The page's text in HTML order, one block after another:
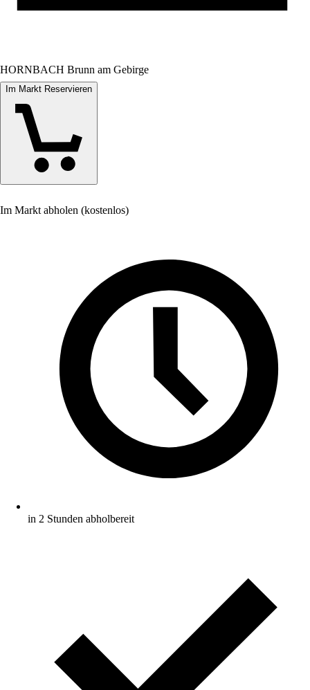
HORNBACH Brunn am Gebirge
Im Markt Reservieren
Im Markt abholen (kostenlos)
in 2 Stunden abholbereit